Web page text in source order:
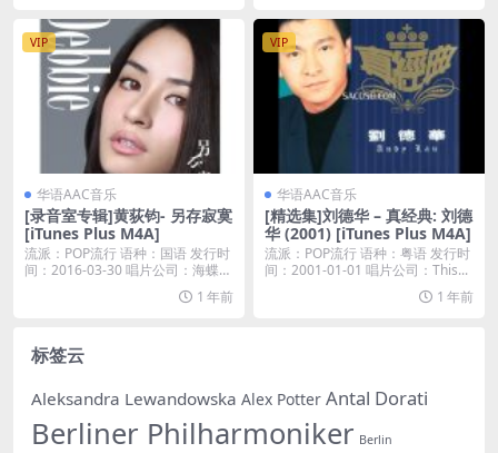
VIP
华语AAC音乐
[录音室专辑]黄荻钧- 另存寂寞
[iTunes Plus M4A]
流派：POP流行 语种：国语 发行时
间：2016-03-30 唱片公司：海蝶音
1 年前
VIP
华语AAC音乐
[精选集]刘德华 – 真经典: 刘德
华 (2001) [iTunes Plus M4A]
流派：POP流行 语种：粤语 发行时
间：2001-01-01 唱片公司：This...
1 年前
标签云
Aleksandra Lewandowska Alex Potter Antal Dorati
Berliner Philharmoniker Berlin